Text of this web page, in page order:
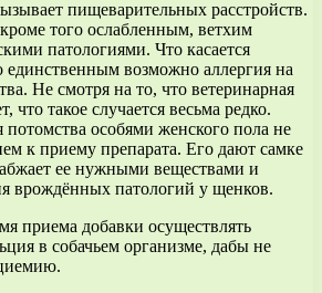
пищеварительных расстройств.
того ослабленным, ветхим
патологиями. Что касается
единственным возможно аллергия на
Не смотря на то, что ветеринарная
что такое случается весьма редко.
особями женского пола не
к приему препарата. Его дают самке
ее нужными веществами и
врождённых патологий у щенков.
приема добавки осуществлять
в собачьем организме, дабы не